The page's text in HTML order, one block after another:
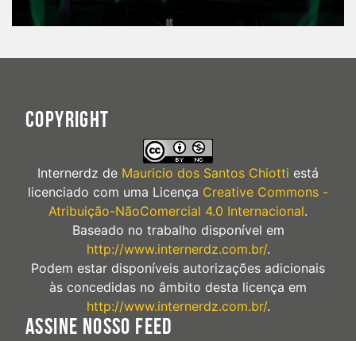
COPYRIGHT
Internerdz de Mauricio dos Santos Chiotti está
licenciado com uma Licença Creative Commons -
Atribuição-NãoComercial 4.0 Internacional.
Baseado no trabalho disponível em
http://www.internerdz.com.br/.
Podem estar disponíveis autorizações adicionais
às concedidas no âmbito desta licença em
http://www.internerdz.com.br/.
ASSINE NOSSO FEED